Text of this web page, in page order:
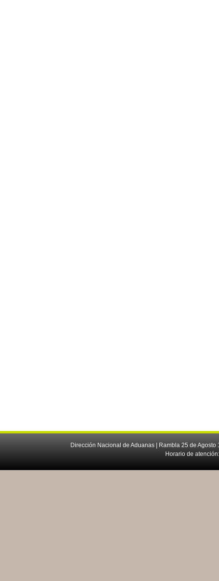
Dirección Nacional de Aduanas | Rambla 25 de
Horario de